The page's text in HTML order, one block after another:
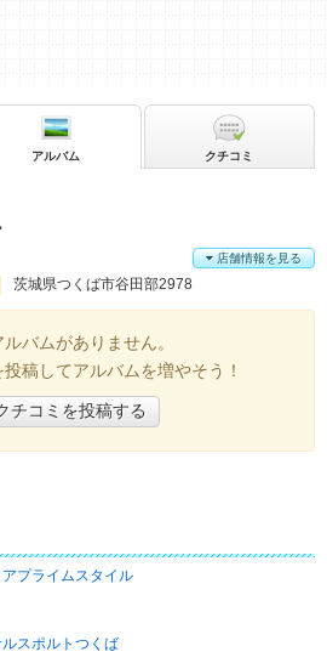
茨城県つくば市谷田部2978
店舗情報を見る
アルバム クチコミ
バムがありません。
稿してアルバムを増やそう！
チコミを投稿する
プライムスタイル
スポルトつくば